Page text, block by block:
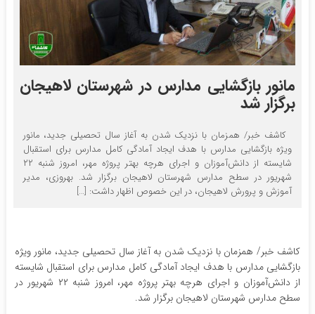
مانور بازگشایی مدارس در شهرستان لاهیجان
برگزار شد
کاشف خبر/ همزمان با نزدیک شدن به آغاز سال تحصیلی جدید، مانور
ویژه بازگشایی مدارس با هدف ایجاد آمادگی کامل مدارس برای استقبال
شایسته از دانش‌آموزان و اجرای هرچه بهتر پروژه مهر، امروز شنبه ۲۲
شهریور در سطح مدارس شهرستان لاهیجان برگزار شد. بهروزی، مدیر
آموزش و پرورش لاهیجان، در این خصوص اظهار داشت: […]
کاشف خبر/ همزمان با نزدیک شدن به آغاز سال تحصیلی جدید، مانور ویژه
بازگشایی مدارس با هدف ایجاد آمادگی کامل مدارس برای استقبال شایسته
از دانش‌آموزان و اجرای هرچه بهتر پروژه مهر، امروز شنبه ۲۲ شهریور در
سطح مدارس شهرستان لاهیجان برگزار شد.